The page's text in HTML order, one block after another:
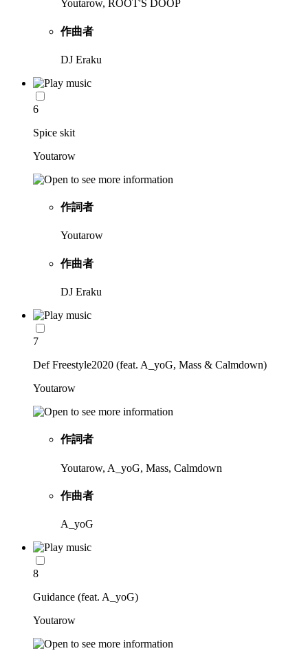
Youtarow, ROOT'S DOOP
作曲者
DJ Eraku
6
Spice skit
Youtarow
作詞者
Youtarow
作曲者
DJ Eraku
7
Def Freestyle2020 (feat. A_yoG, Mass & Calmdown)
Youtarow
作詞者
Youtarow, A_yoG, Mass, Calmdown
作曲者
A_yoG
8
Guidance (feat. A_yoG)
Youtarow